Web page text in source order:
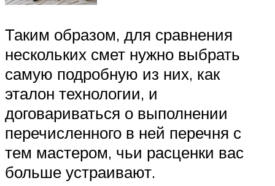
Таким образом, для сравнения
нескольких смет нужно выбрать
самую подробную из них, как
эталон технологии, и
договариваться о выполнении
перечисленного в ней перечня с
тем мастером, чьи расценки вас
больше устраивают.